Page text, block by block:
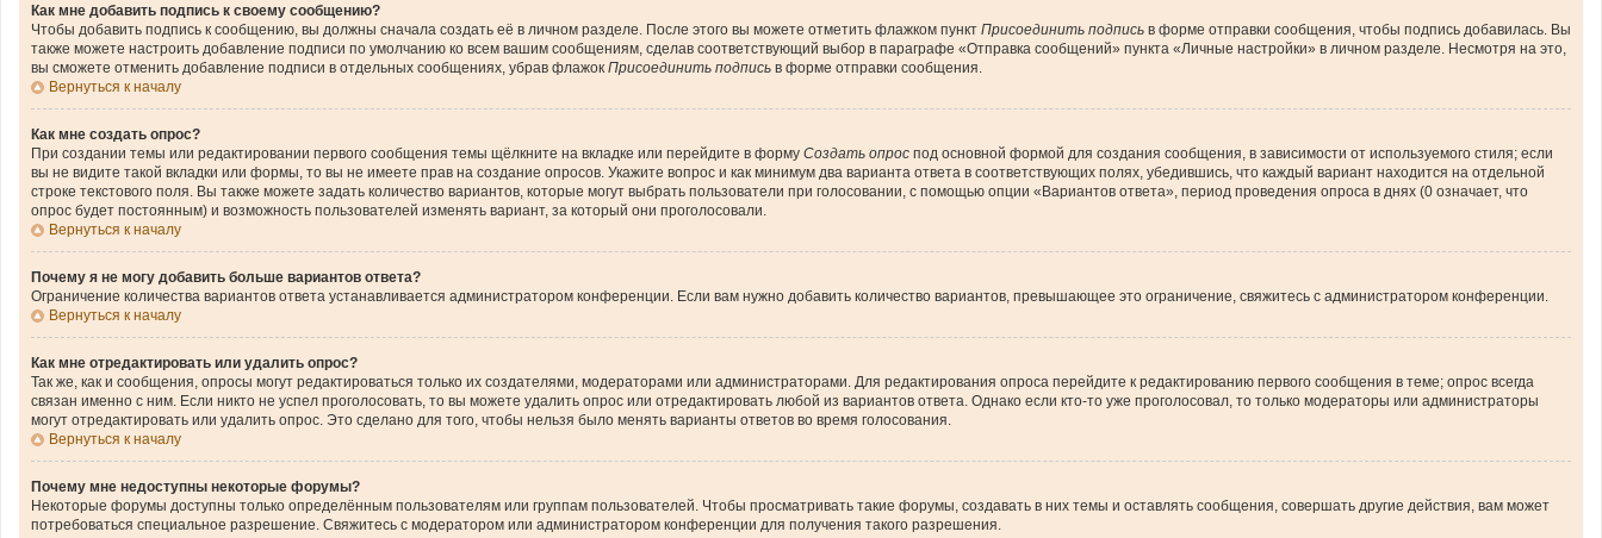
Как мне добавить подпись к своему сообщению?
Чтобы добавить подпись к сообщению, вы должны сначала создать её в личном разделе. После этого вы можете отметить флажком пункт Присоединить подпись в форме отправки сообщения, чтобы подпись добавилась. Вы
также можете настроить добавление подписи по умолчанию ко всем вашим сообщениям, сделав соответствующий выбор в параграфе «Отправка сообщений» пункта «Личные настройки» в личном разделе. Несмотря на это,
вы сможете отменить добавление подписи в отдельных сообщениях, убрав флажок Присоединить подпись в форме отправки сообщения.
Вернуться к началу
Как мне создать опрос?
При создании темы или редактировании первого сообщения темы щёлкните на вкладке или перейдите в форму Создать опрос под основной формой для создания сообщения, в зависимости от используемого стиля; если
вы не видите такой вкладки или формы, то вы не имеете прав на создание опросов. Укажите вопрос и как минимум два варианта ответа в соответствующих полях, убедившись, что каждый вариант находится на отдельной
строке текстового поля. Вы также можете задать количество вариантов, которые могут выбрать пользователи при голосовании, с помощью опции «Вариантов ответа», период проведения опроса в днях (0 означает, что
опрос будет постоянным) и возможность пользователей изменять вариант, за который они проголосовали.
Вернуться к началу
Почему я не могу добавить больше вариантов ответа?
Ограничение количества вариантов ответа устанавливается администратором конференции. Если вам нужно добавить количество вариантов, превышающее это ограничение, свяжитесь с администратором конференции.
Вернуться к началу
Как мне отредактировать или удалить опрос?
Так же, как и сообщения, опросы могут редактироваться только их создателями, модераторами или администраторами. Для редактирования опроса перейдите к редактированию первого сообщения в теме; опрос всегда
связан именно с ним. Если никто не успел проголосовать, то вы можете удалить опрос или отредактировать любой из вариантов ответа. Однако если кто-то уже проголосовал, то только модераторы или администраторы
могут отредактировать или удалить опрос. Это сделано для того, чтобы нельзя было менять варианты ответов во время голосования.
Вернуться к началу
Почему мне недоступны некоторые форумы?
Некоторые форумы доступны только определённым пользователям или группам пользователей. Чтобы просматривать такие форумы, создавать в них темы и оставлять сообщения, совершать другие действия, вам может
потребоваться специальное разрешение. Свяжитесь с модератором или администратором конференции для получения такого разрешения.